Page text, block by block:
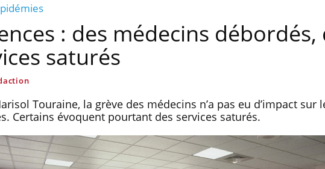
: des médecins débordés,
saturés
Touraine, la grève des médecins n’a pas eu d’impact
Certains évoquent pourtant des services saturés.